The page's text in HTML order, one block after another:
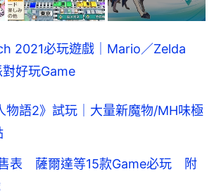
2021必玩遊戲｜Mario／Zelda
好玩Game
物語2》試玩｜大量新魔物/MH味極
表 薩爾達等15款Game必玩 附